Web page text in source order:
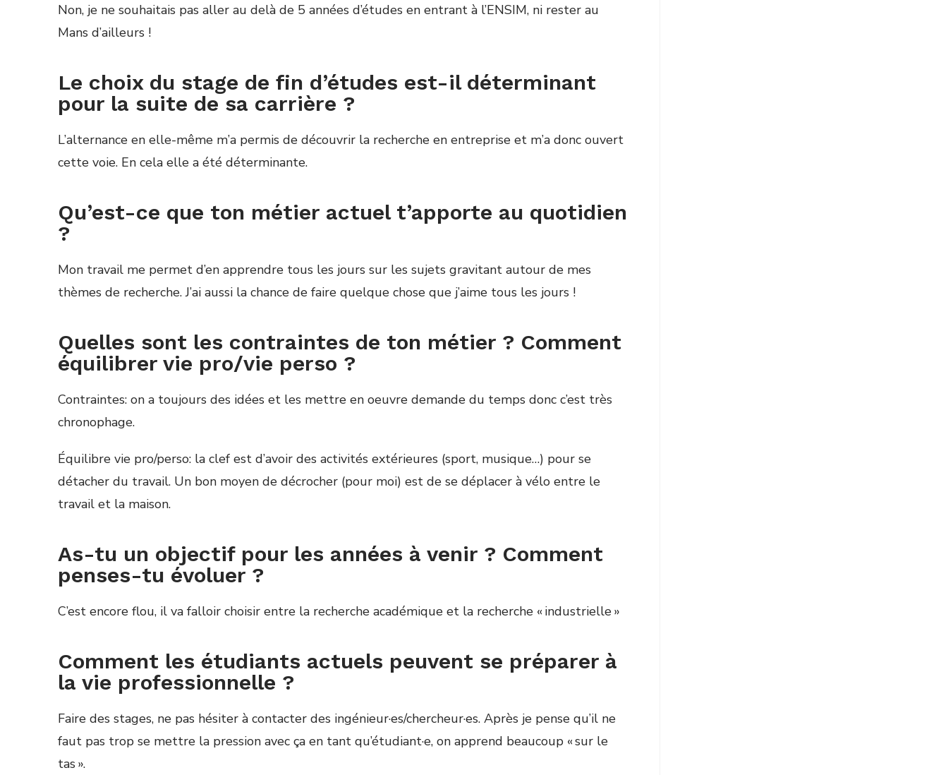
Non, je ne souhaitais pas aller au delà de 5 années d’études en entrant à l’ENSIM, ni rester au
Mans d’ailleurs !
Le choix du stage de fin d’études est-il déterminant
pour la suite de sa carrière ?
L’alternance en elle-même m’a permis de découvrir la recherche en entreprise et m’a donc ouvert
cette voie. En cela elle a été déterminante.
Qu’est-ce que ton métier actuel t’apporte au quotidien
?
Mon travail me permet d’en apprendre tous les jours sur les sujets gravitant autour de mes
thèmes de recherche. J’ai aussi la chance de faire quelque chose que j’aime tous les jours !
Quelles sont les contraintes de ton métier ? Comment
équilibrer vie pro/vie perso ?
Contraintes: on a toujours des idées et les mettre en oeuvre demande du temps donc c’est très
chronophage.
Équilibre vie pro/perso: la clef est d’avoir des activités extérieures (sport, musique…) pour se
détacher du travail. Un bon moyen de décrocher (pour moi) est de se déplacer à vélo entre le
travail et la maison.
As-tu un objectif pour les années à venir ? Comment
penses-tu évoluer ?
C’est encore flou, il va falloir choisir entre la recherche académique et la recherche « industrielle »
Comment les étudiants actuels peuvent se préparer à
la vie professionnelle ?
Faire des stages, ne pas hésiter à contacter des ingénieur·es/chercheur·es. Après je pense qu’il ne
faut pas trop se mettre la pression avec ça en tant qu’étudiant·e, on apprend beaucoup « sur le
tas ».